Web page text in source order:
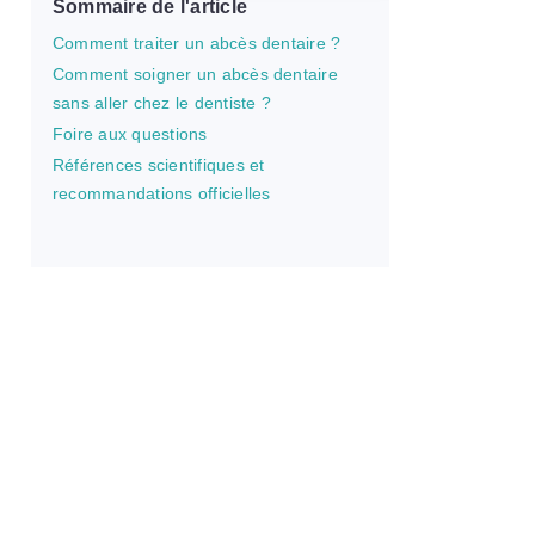
Sommaire de l'article
Comment traiter un abcès dentaire ?
Comment soigner un abcès dentaire
sans aller chez le dentiste ?
Foire aux questions
Références scientifiques et
recommandations officielles